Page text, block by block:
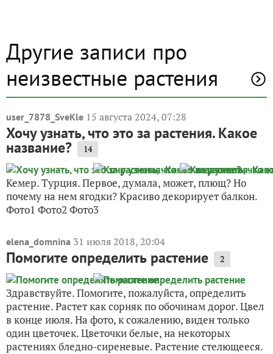
Другие записи про
неизвестные растения
user_7878_SveKle 15 августа 2024, 07:28
Хочу узнать, что это за растения. Какое
название? 14
Кемер. Турция. Первое, думала, может, плющ? Но
почему на нем ягодки? Красиво декорирует балкон.
Фото1 Фото2 Фото3
elena_domnina 31 июля 2018, 20:04
Помогите определить растение 2
Здравствуйте. Помогите, пожалуйста, определить
растение. Растет как сорняк по обочинам дорог. Цвел
в конце июля. На фото, к сожалению, виден только
один цветочек. Цветочки белые, на некоторых
растениях бледно-сиреневые. Растение стелющееся.